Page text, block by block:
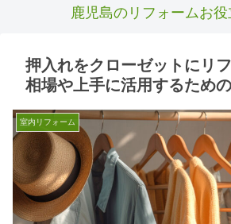
鹿児島のリフォームお役
押入れをクローゼットにリ
相場や上手に活用するため
室内リフォーム